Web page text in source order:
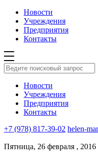
Новости
Учреждения
Предприятия
Контакты
Новости
Учреждения
Предприятия
Контакты
+7 (978) 817-39-02 helen-
Пятница, 26 февраля , 2016